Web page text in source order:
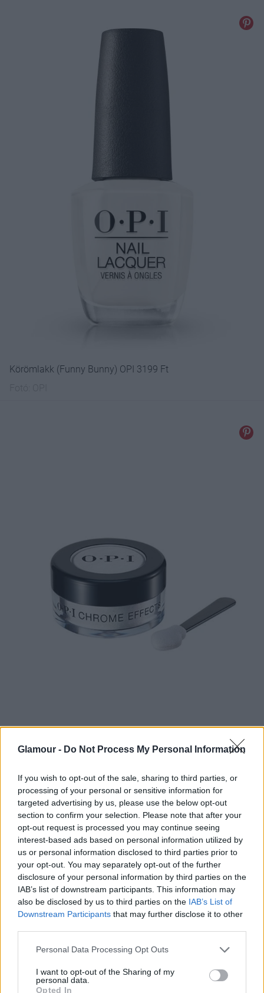
Glamour - Do Not Process My Personal Information
If you wish to opt-out of the sale, sharing to third parties, or
processing of your personal or sensitive information for
targeted advertising by us, please use the below opt-out
section to confirm your selection. Please note that after your
opt-out request is processed you may continue seeing
interest-based ads based on personal information utilized by
us or personal information disclosed to third parties prior to
your opt-out. You may separately opt-out of the further
disclosure of your personal information by third parties on the
IAB’s list of downstream participants. This information may
also be disclosed by us to third parties on the IAB’s List of
Downstream Participants that may further disclose it to other
Please note that this website/app uses one or more Google
not limited to your visit or usage behaviour. You may click to
grant or deny consent to Google and its third-party tags to
Personal Data Processing Opt Outs
I want to opt-out of the Sharing of my
personal data.
Opted In
Körömlakk (Funny Bunny) OPI 3199 Ft
Chrome Effects pigmentpor (Tin Man Can) OPI opi.com
Fotó:OPI
Tiktok-on is hódít
Ahogy a tiktokerek előtt lelepleződött a titok, egy
szempillantás alatt
a legkelendőbb nyári
körömtrenddénőtte ki magát a ‘milkynails’
hashtaggel ellátott, mára már több, mint 17 milliós
nézettséget magáénak tudható manikűr stílus. Egy
népszerű felhasználó majdnem ugyanazokat a
Hailey Bieber kezeire festett fel Zola Ganzorigt.